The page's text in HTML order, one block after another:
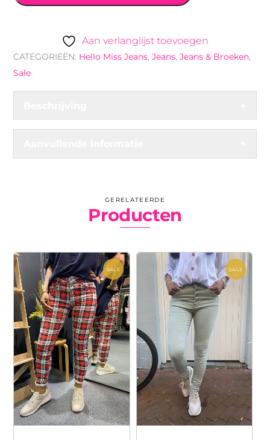
leg
aantal
Aan verlanglijst toevoegen
CATEGORIEËN: Hello Miss Jeans,Jeans,Jeans & Broeken,
Sale
GERELATEERDE
Producten
SALE SALE